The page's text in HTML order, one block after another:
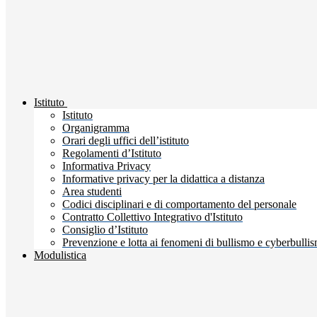
Istituto
Istituto
Organigramma
Orari degli uffici dell’istituto
Regolamenti d’Istituto
Informativa Privacy
Informative privacy per la didattica a distanza
Area studenti
Codici disciplinari e di comportamento del personale
Contratto Collettivo Integrativo d'Istituto
Consiglio d’Istituto
Prevenzione e lotta ai fenomeni di bullismo e
Modulistica